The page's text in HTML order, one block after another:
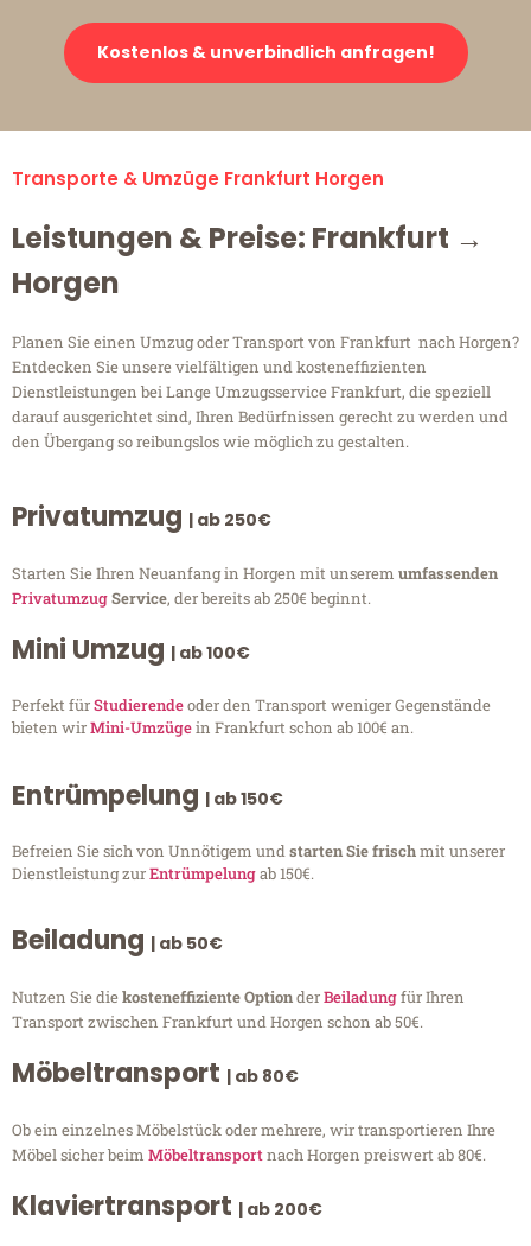
Kostenlos & unverbindlich anfragen!
Transporte & Umzüge Frankfurt Horgen
Leistungen & Preise: Frankfurt →
Horgen
Planen Sie einen Umzug oder Transport von Frankfurt nach Horgen?
Entdecken Sie unsere vielfältigen und kosteneffizienten
Dienstleistungen bei Lange Umzugsservice Frankfurt, die speziell
darauf ausgerichtet sind, Ihren Bedürfnissen gerecht zu werden und
den Übergang so reibungslos wie möglich zu gestalten.
Privatumzug | ab 250€
Starten Sie Ihren Neuanfang in Horgen mit unserem umfassenden
PrivatumzugService, der bereits ab 250€ beginnt.
Mini Umzug | ab 100€
Perfekt fürStudierendeoder den Transport weniger Gegenstände
bieten wirMini-Umzügein Frankfurt schon ab 100€ an.
Entrümpelung | ab 150€
Befreien Sie sich von Unnötigem undstarten Sie frischmit unserer
Dienstleistung zurEntrümpelungab 150€.
Beiladung | ab 50€
Nutzen Sie diekosteneffiziente OptionderBeiladungfür Ihren
Transport zwischen Frankfurt und Horgen schon ab 50€.
Möbeltransport | ab 80€
Ob ein einzelnes Möbelstück oder mehrere, wir transportieren Ihre
Möbel sicher beim Möbeltransportnach Horgen preiswert ab 80€.
Klaviertransport | ab 200€